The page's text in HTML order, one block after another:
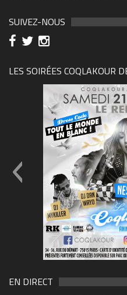
SUIVEZ-NOUS
LES SOIRÉES COQLAKOUR
EN DIRECT